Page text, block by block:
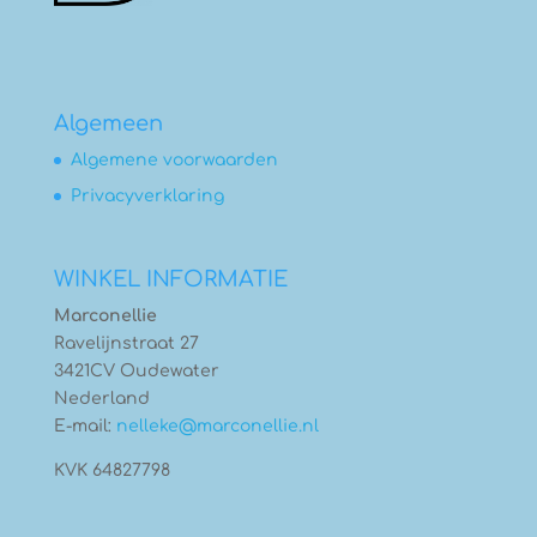
Algemeen
Algemene voorwaarden
Privacyverklaring
WINKEL INFORMATIE
Marconellie
Ravelijnstraat 27
3421CV Oudewater
Nederland
E-mail: nelleke@marconellie.nl
KVK 64827798